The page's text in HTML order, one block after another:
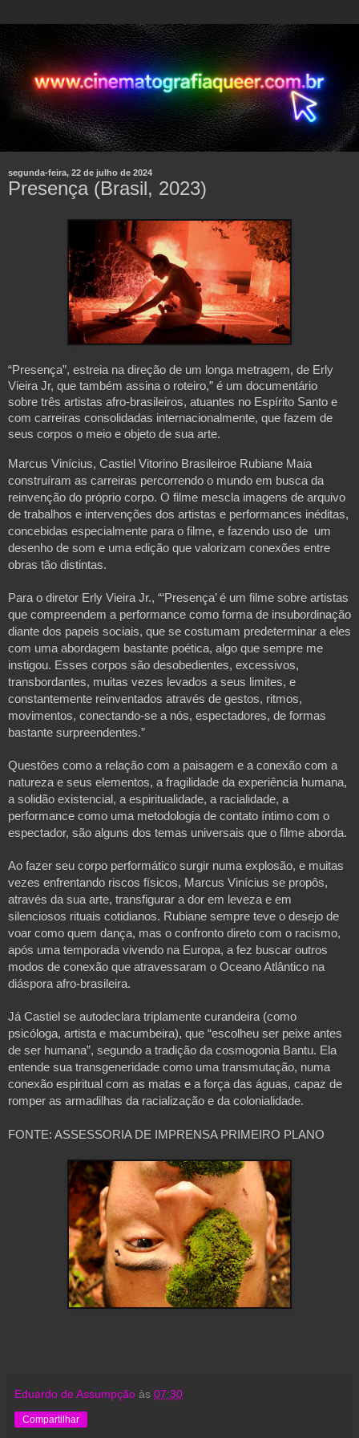
segunda-feira, 22 de julho de 2024
Presença (Brasil, 2023)
“Presença”, estreia na direção de um longa metragem, de Erly
Vieira Jr, que também assina o roteiro,” é um documentário
sobre três artistas afro-brasileiros, atuantes no Espírito Santo e
com carreiras consolidadas internacionalmente, que fazem de
seus corpos o meio e objeto de sua arte.
Marcus Vinícius, Castiel Vitorino Brasileiroe Rubiane Maia
construíram as carreiras percorrendo o mundo em busca da
reinvenção do próprio corpo. O filme mescla imagens de arquivo
de trabalhos e intervenções dos artistas e performances inéditas,
concebidas especialmente para o filme, e fazendo uso de um
desenho de som e uma edição que valorizam conexões entre
obras tão distintas.
Para o diretor Erly Vieira Jr., “‘Presença’ é um filme sobre artistas
que compreendem a performance como forma de insubordinação
diante dos papeis sociais, que se costumam predeterminar a eles
com uma abordagem bastante poética, algo que sempre me
instigou. Esses corpos são desobedientes, excessivos,
transbordantes, muitas vezes levados a seus limites, e
constantemente reinventados através de gestos, ritmos,
movimentos, conectando-se a nós, espectadores, de formas
bastante surpreendentes.”
Questões como a relação com a paisagem e a conexão com a
natureza e seus elementos, a fragilidade da experiência humana,
a solidão existencial, a espiritualidade, a racialidade, a
performance como uma metodologia de contato íntimo com o
espectador, são alguns dos temas universais que o filme aborda.
Ao fazer seu corpo performático surgir numa explosão, e muitas
vezes enfrentando riscos físicos, Marcus Vinícius se propôs,
através da sua arte, transfigurar a dor em leveza e em
silenciosos rituais cotidianos. Rubiane sempre teve o desejo de
voar como quem dança, mas o confronto direto com o racismo,
após uma temporada vivendo na Europa, a fez buscar outros
modos de conexão que atravessaram o Oceano Atlântico na
diáspora afro-brasileira.
Já Castiel se autodeclara triplamente curandeira (como
psicóloga, artista e macumbeira), que “escolheu ser peixe antes
de ser humana”, segundo a tradição da cosmogonia Bantu. Ela
entende sua transgeneridade como uma transmutação, numa
conexão espiritual com as matas e a força das águas, capaz de
romper as armadilhas da racialização e da colonialidade.
FONTE: ASSESSORIA DE IMPRENSA PRIMEIRO PLANO
Eduardo de Assumpção às 07:30
Compartilhar